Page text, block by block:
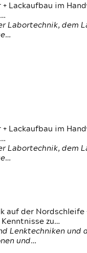
Lackaufbau im
Labortechnik, dem
Lackaufbau im
Labortechnik, dem
auf der Nordschleife
zu…
Lenktechniken und
und…